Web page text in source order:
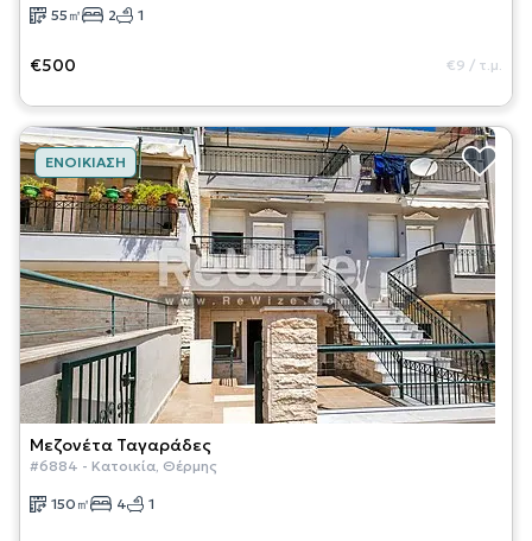
55 ㎡ 2 1
€500 €9 / τ.μ.
ΕΝΟΙΚΊΑΣΗ
Μεζονέτα Ταγαράδες
#6884 - Κατοικία, Θέρμης
150 ㎡ 4 1